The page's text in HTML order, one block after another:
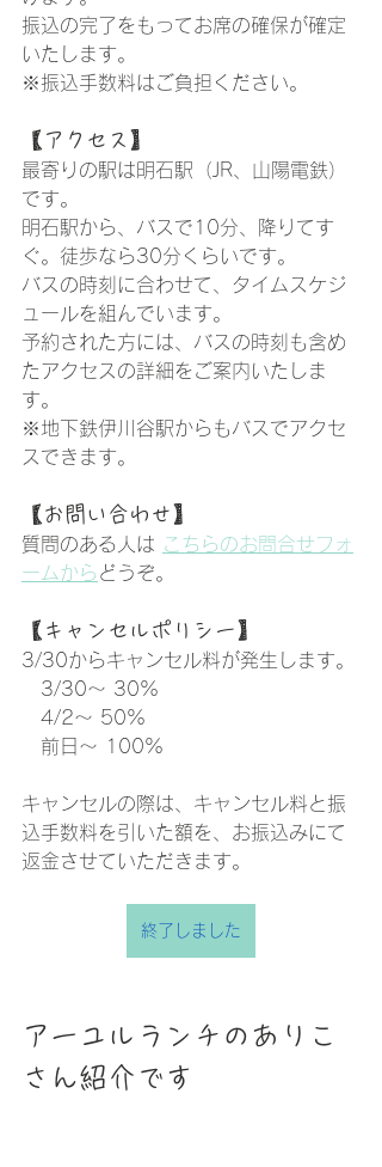
振込の完了をもってお席の確保が確定
いたします。
※振込手数料はご負担ください。
【アクセス】
最寄りの駅は明石駅（JR、山陽電鉄）
です。
明石駅から、バスで10分、降りてす
ぐ。徒歩なら30分くらいです。
バスの時刻に合わせて、タイムスケジ
ュールを組んでいます。
予約された方には、バスの時刻も含め
たアクセスの詳細をご案内いたしま
す。
※地下鉄伊川谷駅からもバスでアクセ
スできます。
【お問い合わせ】
質問のある人は こちらのお問合せフォ
ームから どうぞ。
【キャンセルポリシー】
3/30からキャンセル料が発生します。
3/30～ 30%
4/2～ 50%
前日～ 100%
キャンセルの際は、キャンセル料と振
込手数料を引いた額を、お振込みにて
返金させていただきます。
終了しました
アーユルランチのありこ
さん紹介です